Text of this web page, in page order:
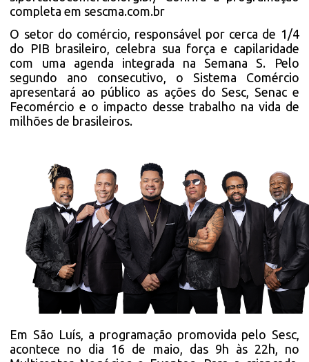
completa em sescma.com.br
O setor do comércio, responsável por cerca de 1/4
do PIB brasileiro, celebra sua força e capilaridade
com uma agenda integrada na Semana S. Pelo
segundo ano consecutivo, o Sistema Comércio
apresentará ao público as ações do Sesc, Senac e
Fecomércio e o impacto desse trabalho na vida de
milhões de brasileiros.
Em São Luís, a programação promovida pelo Sesc,
acontece no dia 16 de maio, das 9h às 22h, no